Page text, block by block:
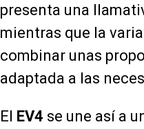
presenta una
mientras que la
combinar unas
adaptada a las
El EV4 se une así a